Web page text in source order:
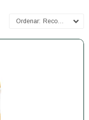
Recomendados